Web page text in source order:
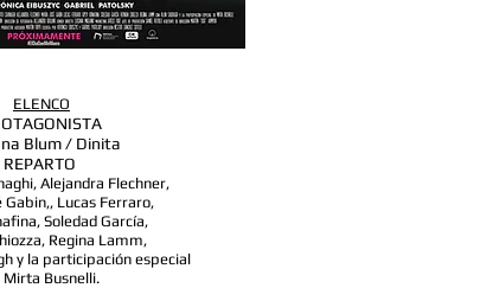
ELENCO
Blum / Dinita
REPARTO
Alejandra Flechner,
Gabin,, Lucas Ferraro,
Soledad García,
Regina Lamm,
y la participación especial
Mirta Busnelli.